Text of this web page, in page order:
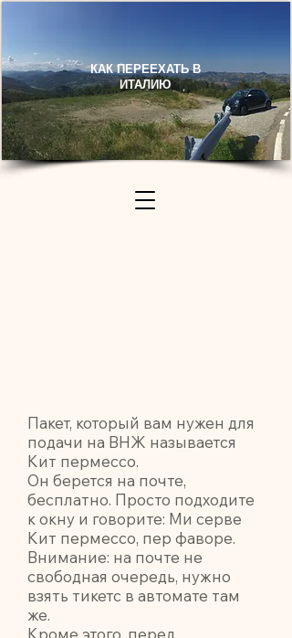
КАК ПЕРЕЕХАТЬ В
ИТАЛИЮ​
Пакет, который вам нужен для
подачи на ВНЖ называется
Кит пермессо.
Он берется на почте,
бесплатно. Просто подходите
к окну и говорите: Ми серве
Кит пермессо, пер фаворе.
Внимание: на почте не
свободная очередь, нужно
взять тикетс в автомате там
же.
Кроме этого, перед